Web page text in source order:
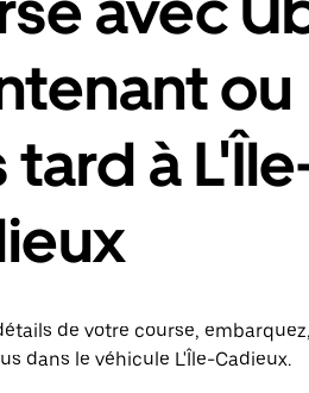
ou
tard à
de votre course,
dans le véhicule L'Île-Cadieux.